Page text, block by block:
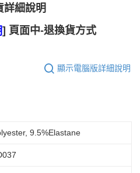
詳細說明
] 頁面中-退換貨方式
顯示電腦版詳細說明
9.5%Elastane